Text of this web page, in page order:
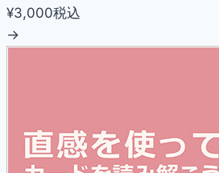
¥3,000税込
→